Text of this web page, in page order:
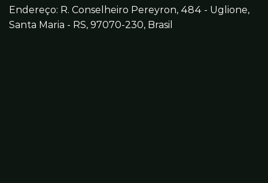
Endereço: R. Conselheiro Pereyron, 484 - Uglione,
Santa Maria - RS, 97070-230, Brasil